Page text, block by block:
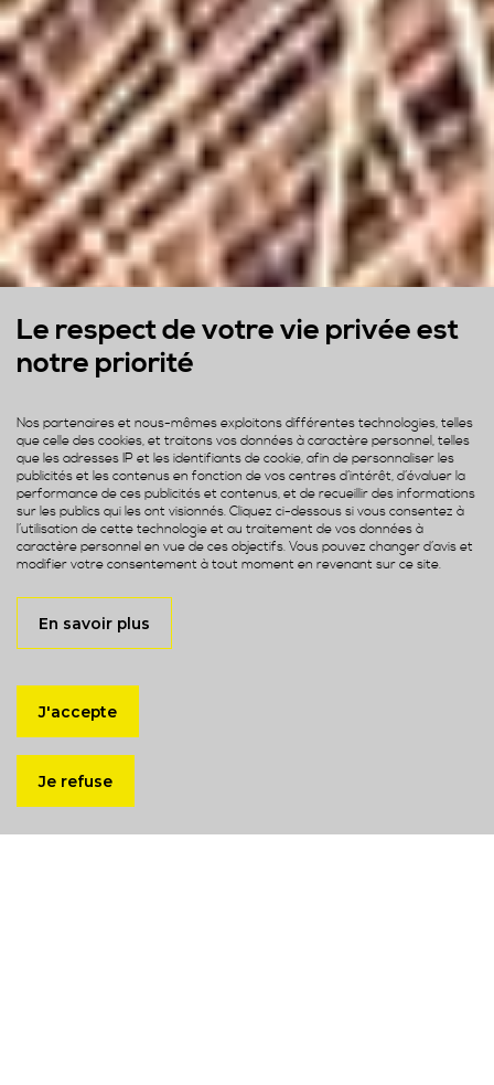
+ 200
Experts
Le respect de votre vie privée est
notre priorité
Nos partenaires et nous-mêmes exploitons différentes technologies, telles
que celle des cookies, et traitons vos données à caractère personnel, telles
que les adresses IP et les identifiants de cookie, afin de personnaliser les
publicités et les contenus en fonction de vos centres d’intérêt, d’évaluer la
performance de ces publicités et contenus, et de recueillir des informations
sur les publics qui les ont visionnés. Cliquez ci-dessous si vous consentez à
l’utilisation de cette technologie et au traitement de vos données à
caractère personnel en vue de ces objectifs. Vous pouvez changer d’avis et
modifier votre consentement à tout moment en revenant sur ce site.
En savoir plus
J'accepte
Je refuse